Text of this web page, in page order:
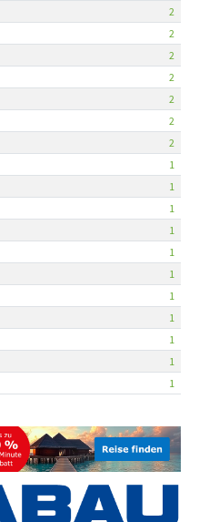
2
2
2
2
2
2
2
1
1
1
1
1
1
1
1
1
1
1